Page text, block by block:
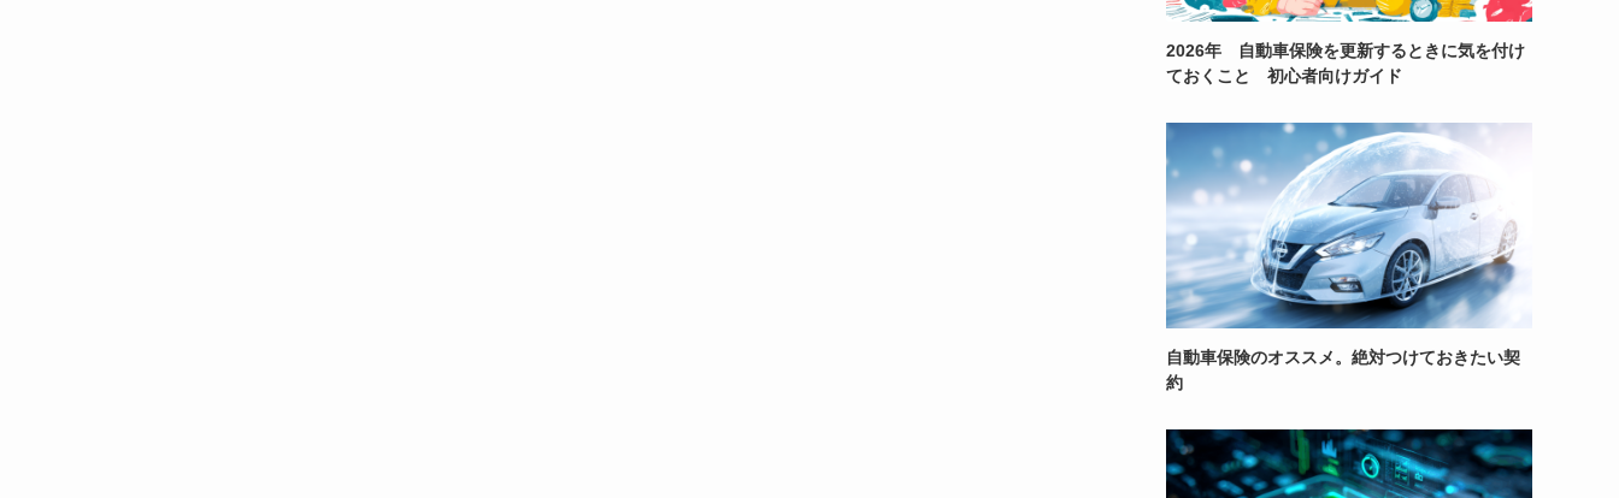
2026年 自動車保険を更新するときに気を付け
ておくこと 初心者向けガイド
自動車保険のオススメ。絶対つけておきたい契
約